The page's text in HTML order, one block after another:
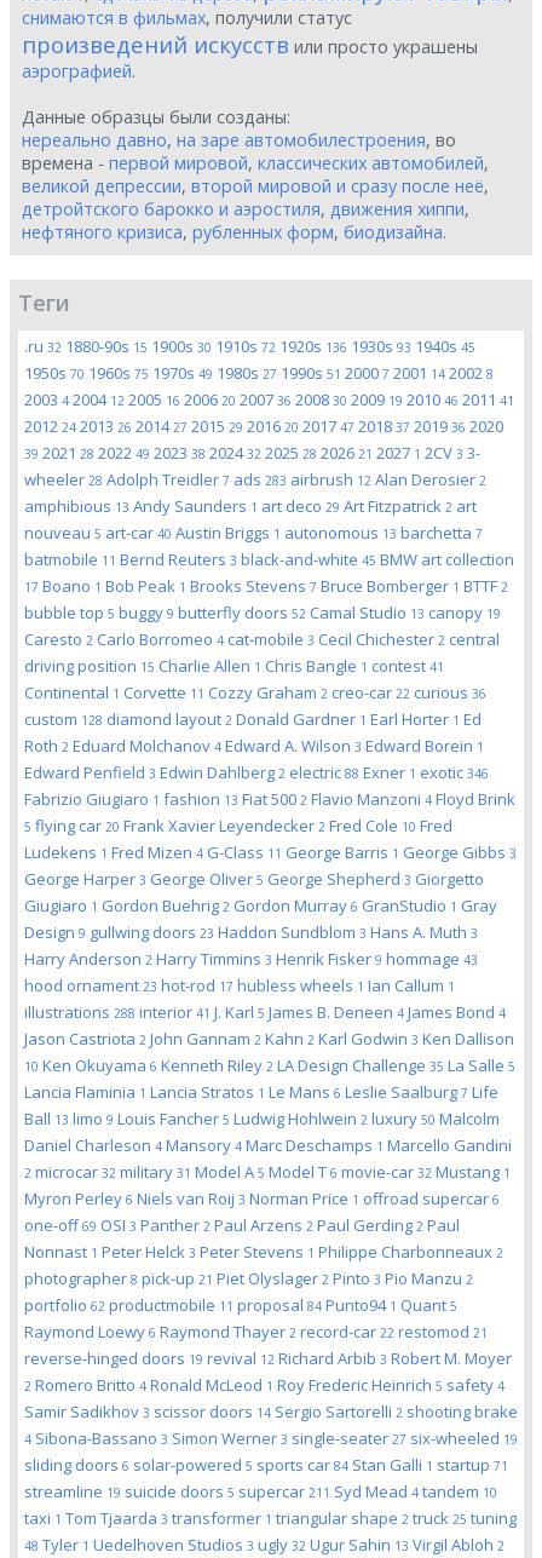
снимаются в фильмах, получили статус
произведений искусств или просто украшены
аэрографией.
Данные образцы были созданы:
нереально давно, на заре автомобилестроения, во
времена - первой мировой, классических автомобилей,
великой депрессии, второй мировой и сразу после неё,
детройтского барокко и аэростиля, движения хиппи,
нефтяного кризиса, рубленных форм, биодизайна.
Теги
.ru 32 1880-90s 15 1900s 30 1910s 72 1920s 136 1930s 93 1940s 45
1950s 70 1960s 75 1970s 49 1980s 27 1990s 51 2000 7 2001 14 2002 8
2003 4 2004 12 2005 16 2006 20 2007 36 2008 30 2009 19 2010 46 2011 41
2012 24 2013 26 201427 2015 29 2016 20 2017 47 2018 37 2019 36 2020
39 2021 28 2022 49 2023 38 202432 2025 28 2026 21 2027 1 2CV 3 3-
wheeler 28 Adolph Treidler 7 ads 283 airbrush 12 Alan Derosier 2
amphibious 13 Andy Saunders 1 art deco 29 Art Fitzpatrick 2 art
nouveau 5 art-car 40 Austin Briggs 1 autonomous 13 barchetta 7
batmobile 11 Bernd Reuters 3 black-and-white 45 BMW art collection
17 Boano 1 Bob Peak 1 Brooks Stevens 7 Bruce Bomberger 1 BTTF 2
bubble top 5 buggy 9 butterfly doors 52 Camal Studio 13 canopy 19
Caresto 2 Carlo Borromeo 4 cat-mobile 3 Cecil Chichester 2 central
driving position 15 Charlie Allen 1 Chris Bangle 1 contest 41
Continental 1 Corvette 11 Cozzy Graham 2 creo-car 22 curious 36
custom 128 diamond layout 2 Donald Gardner 1 Earl Horter 1 Ed
Roth 2 Eduard Molchanov 4 Edward A. Wilson 3 Edward Borein 1
Edward Penfield 3 Edwin Dahlberg 2 electric 88 Exner 1 exotic 346
Fabrizio Giugiaro 1 fashion 13 Fiat 500 2 Flavio Manzoni 4 Floyd Brink
5 flying car 20 Frank Xavier Leyendecker 2 Fred Cole 10 Fred
Ludekens 1 Fred Mizen 4 G-Class 11 George Barris 1 George Gibbs 3
George Harper 3 George Oliver 5 George Shepherd 3 Giorgetto
Giugiaro 1 Gordon Buehrig 2 Gordon Murray 6 GranStudio 1 Gray
Design 9 gullwing doors 23 Haddon Sundblom 3 Hans A. Muth 3
Harry Anderson 2 Harry Timmins 3 Henrik Fisker 9 hommage 43
hood ornament 23 hot-rod 17 hubless wheels 1 Ian Callum 1
illustrations 288 interior 41 J. Karl 5 James B. Deneen 4 James Bond 4
Jason Castriota 2 John Gannam 2 Kahn 2 Karl Godwin 3 Ken Dallison
10 Ken Okuyama 6 Kenneth Riley 2 LA Design Challenge 35 La Salle 5
Lancia Flaminia 1 Lancia Stratos 1 Le Mans 6 Leslie Saalburg 7 Life
Ball 13 limo 9 Louis Fancher 5 Ludwig Hohlwein 2 luxury 50 Malcolm
Daniel Charleson 4 Mansory 4 Marc Deschamps 1 Marcello Gandini
2 microcar 32 military 31 Model A 5 Model T 6 movie-car 32 Mustang 1
Myron Perley 6 Niels van Roij 3 Norman Price 1 offroad supercar 6
one-off69 OSI 3 Panther 2 Paul Arzens 2 Paul Gerding 2 Paul
Nonnast 1 Peter Helck 3 Peter Stevens 1 Philippe Charbonneaux 2
photographer 8 pick-up 21 Piet Olyslager 2 Pinto 3 Pio Manzu 2
portfolio 62 productmobile 11 proposal 84 Punto94 1 Quant 5
Raymond Loewy 6 Raymond Thayer 2 record-car 22 restomod 21
reverse-hinged doors 19 revival 12 Richard Arbib 3 Robert M. Moyer
2 Romero Britto 4 Ronald McLeod 1 Roy Frederic Heinrich 5 safety 4
Samir Sadikhov 3 scissor doors 14 Sergio Sartorelli 2 shooting brake
4 Sibona-Bassano 3 Simon Werner 3 single-seater 27 six-wheeled 19
sliding doors 6 solar-powered 5 sports car 84 Stan Galli 1 startup 71
streamline 19 suicide doors 5 supercar 211 Syd Mead 4 tandem 10
taxi 1 Tom Tjaarda 3 transformer 1 triangular shape 2 truck 25 tuning
48 Tyler 1 Uedelhoven Studios 3 ugly 32 Ugur Sahin 13 Virgil Abloh 2